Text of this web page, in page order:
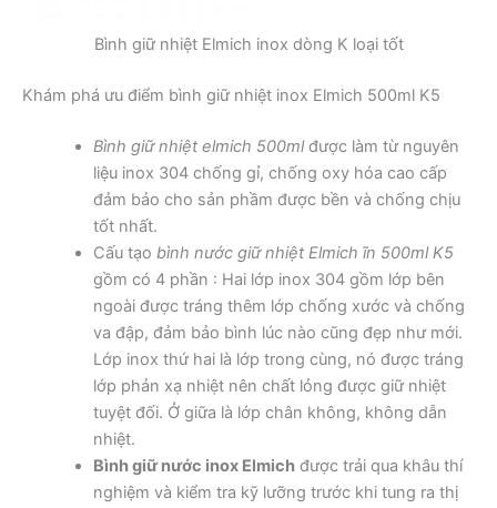
Bình giữ nhiệt Elmich inox dòng K loại tốt
Khám phá ưu điểm bình giữ nhiệt inox Elmich 500ml K5
Bình giữ nhiệt elmich 500mlđược làm từ nguyên
liệu inox 304 chống gỉ, chống oxy hóa cao cấp
đảm bảo cho sản phầm được bền và chống chịu
tốt nhất.
Cấu tạo bình nước giữ nhiệt Elmich ĩn 500ml K5
gồm có 4 phần : Hai lớp inox 304 gồm lớp bên
ngoài được tráng thêm lớp chống xước và chống
va đập, đảm bảo bình lúc nào cũng đẹp như mới.
Lớp inox thứ hai là lớp trong cùng, nó được tráng
lớp phản xạ nhiệt nên chất lỏng được giữ nhiệt
tuyệt đối. Ở giữa là lớp chân không, không dẫn
nhiệt.
Bình giữ nước inox Elmichđược trải qua khâu thí
nghiệm và kiểm tra kỹ lưỡng trước khi tung ra thị